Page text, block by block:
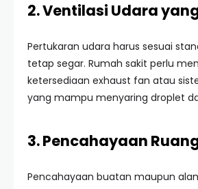
2. Ventilasi Udara
Pertukaran udara harus sesuai
tetap segar. Rumah sakit perlu
ketersediaan exhaust fan atau
yang mampu menyaring droplet
3. Pencahayaan
Pencahayaan buatan maupun